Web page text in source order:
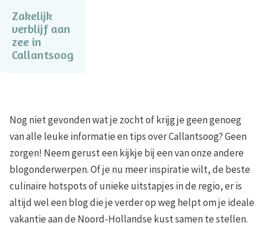
Zakelijk
verblijf aan
zee in
Callantsoog
Nog niet gevonden wat je zocht of krijg je geen genoeg
van alle leuke informatie en tips over Callantsoog? Geen
zorgen! Neem gerust een kijkje bij een van onze andere
blogonderwerpen. Of je nu meer inspiratie wilt, de beste
culinaire hotspots of unieke uitstapjes in de regio, er is
altijd wel een blog die je verder op weg helpt om je ideale
vakantie aan de Noord-Hollandse kust samen te stellen.